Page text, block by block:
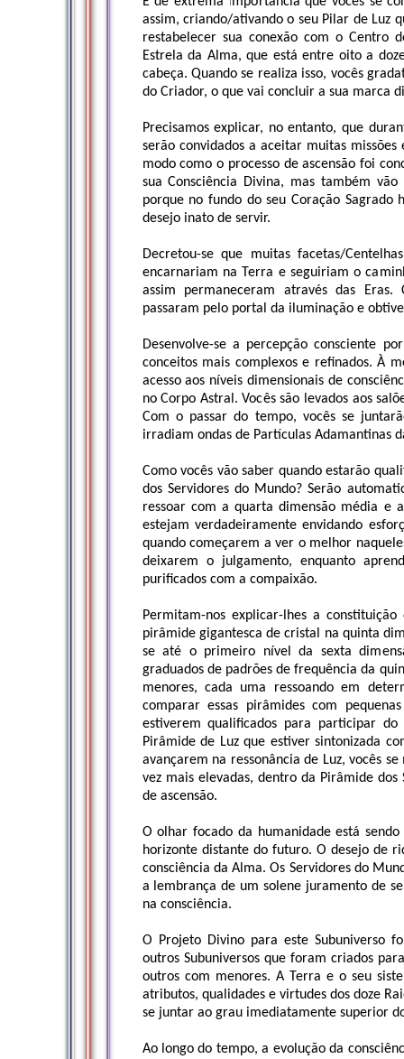
assim, criando/ativando o seu Pilar de Luz
restabelecer sua conexão com o Centro
Estrela da Alma, que está entre oito a
cabeça. Quando se realiza isso, vocês
do Criador, o que vai concluir a sua marca
Precisamos explicar, no entanto, que
serão convidados a aceitar muitas
modo como o processo de ascensão foi
sua Consciência Divina, mas também
porque no fundo do seu Coração
desejo inato de servir.
Decretou-se que muitas facetas/
encarnariam na Terra e seguiriam o
assim permaneceram através das Eras.
passaram pelo portal da iluminação e
Desenvolve-se a percepção consciente
conceitos mais complexos e refinados. À
acesso aos níveis dimensionais de
no Corpo Astral. Vocês são levados aos
Com o passar do tempo, vocês se
irradiam ondas de Partículas Adamantinas
Como vocês vão saber quando estarão
dos Servidores do Mundo? Serão
ressoar com a quarta dimensão média e
estejam verdadeiramente envidando
quando começarem a ver o melhor
deixarem o julgamento, enquanto
purificados com a compaixão.
Permitam-nos explicar-lhes a
pirâmide gigantesca de cristal na quinta
se até o primeiro nível da sexta
graduados de padrões de frequência da
menores, cada uma ressoando em
comparar essas pirâmides com
estiverem qualificados para participar
Pirâmide de Luz que estiver sintonizada
avançarem na ressonância de Luz, vocês
vez mais elevadas, dentro da Pirâmide
de ascensão.
O olhar focado da humanidade está
horizonte distante do futuro. O desejo de
consciência da Alma. Os Servidores do
a lembrança de um solene juramento de
na consciência.
O Projeto Divino para este Subuniverso
outros Subuniversos que foram criados
outros com menores. A Terra e o seu
atributos, qualidades e virtudes dos doze
se juntar ao grau imediatamente superior
Ao longo do tempo, a evolução da